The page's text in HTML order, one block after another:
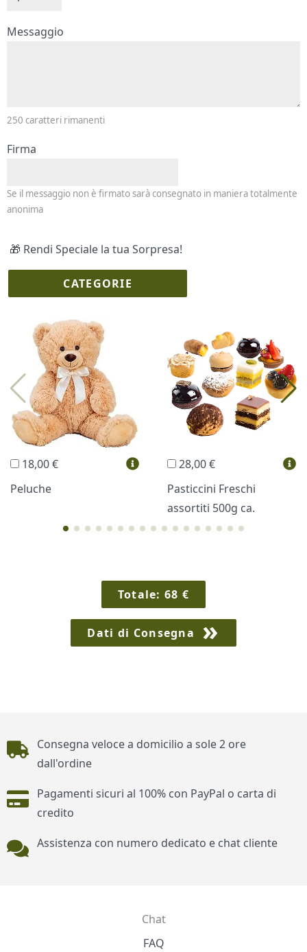
Messaggio e firma
Messaggio
250 caratteri rimanenti
Firma
Se il messaggio non è firmato sarà consegnato in maniera totalmente
anonima
🎁 Rendi Speciale la tua Sorpresa!
CATEGORIE
I più scelti
Profumi Collane Lussoni®
Trudi® THUN®
Regali Personalizzati
18,00 €
Peluche
28,00 €
Pasticcini Freschi
assortiti 500g ca.
Totale:68 €
Dati di Consegna
Piè di pagina
Consegna veloce a domicilio a sole 2 ore
dall'ordine
Pagamenti sicuri al 100% con PayPal o carta di
credito
Assistenza con numero dedicato e chat cliente
Chat
FAQ